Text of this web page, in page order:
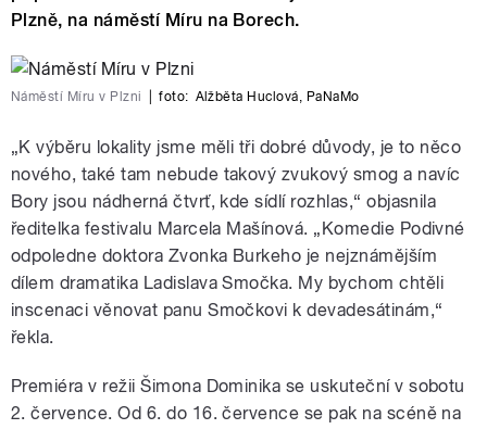
Plzně, na náměstí Míru na Borech.
Náměstí Míru v Plzni foto: Alžběta Huclová, PaNaMo
„K výběru lokality jsme měli tři dobré důvody, je to něco
nového, také tam nebude takový zvukový smog a navíc
Bory jsou nádherná čtvrť, kde sídlí rozhlas,“ objasnila
ředitelka festivalu Marcela Mašínová. „Komedie Podivné
odpoledne doktora Zvonka Burkeho je nejznámějším
dílem dramatika Ladislava Smočka. My bychom chtěli
inscenaci věnovat panu Smočkovi k devadesátinám,“
řekla.
Premiéra v režii Šimona Dominika se uskuteční v sobotu
2. července. Od 6. do 16. července se pak na scéně na